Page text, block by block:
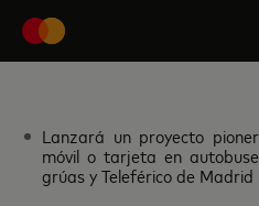
Lanzará un proyecto
móvil o tarjeta en
grúas y Teleférico de Madrid